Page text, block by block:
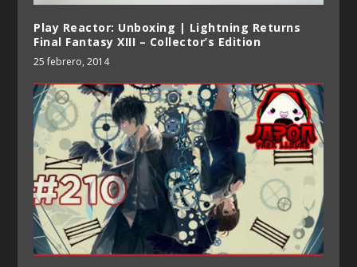
Play Reactor: Unboxing | Lightning Returns
Final Fantasy XIII – Collector’s Edition
25 febrero, 2014